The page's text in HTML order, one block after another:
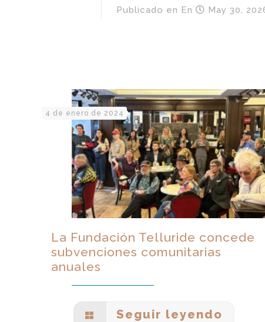
Publicado en En May 30,
4 de enero de 2024
La Fundación Telluride concede
subvenciones comunitarias
anuales
Seguir leyendo